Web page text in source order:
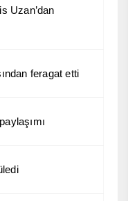
Uzan’dan
feragat etti